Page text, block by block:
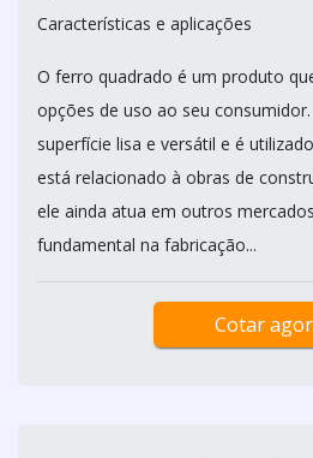
Características e aplicações
O ferro quadrado é um produto
opções de uso ao seu
superfície lisa e versátil e é
está relacionado à obras de
ele ainda atua em outros
fundamental na fabricação...
Cotar